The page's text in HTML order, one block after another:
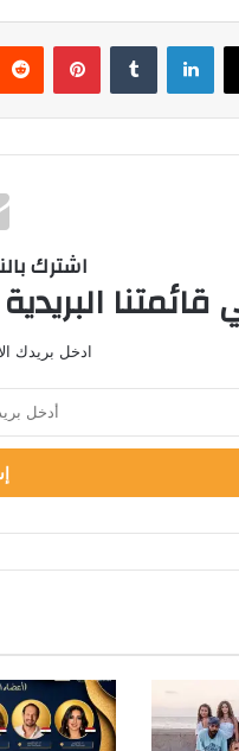
لينكدإن بينتيريست
اشترك
ادخل بريدك